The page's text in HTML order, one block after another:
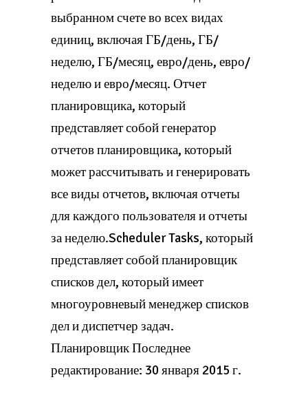
выбранном счете во всех видах
единиц, включая ГБ/день, ГБ/
неделю, ГБ/месяц, евро/день, евро/
неделю и евро/месяц. Отчет
планировщика, который
представляет собой генератор
отчетов планировщика, который
может рассчитывать и генерировать
все виды отчетов, включая отчеты
для каждого пользователя и отчеты
за неделю.Scheduler Tasks, который
представляет собой планировщик
списков дел, который имеет
многоуровневый менеджер списков
дел и диспетчер задач.
Планировщик Последнее
редактирование: 30 января 2015 г.